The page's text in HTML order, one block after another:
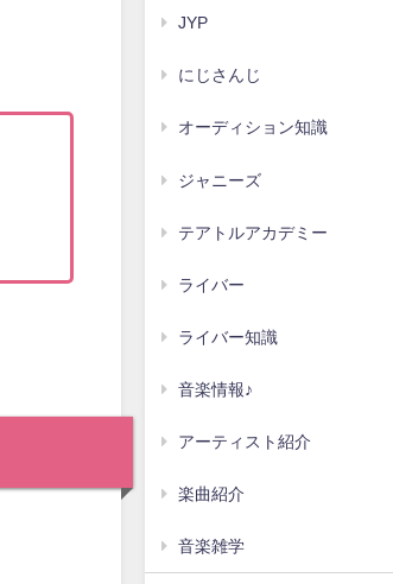
JYP
にじさんじ
オーディション知識
ジャニーズ
テアトルアカデミー
ライバー
ライバー知識
音楽情報♪
アーティスト紹介
楽曲紹介
音楽雑学